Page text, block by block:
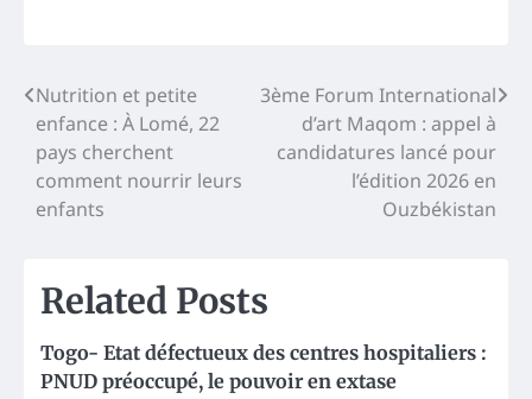
Post
navigation
Nutrition et petite
enfance : À Lomé, 22
pays cherchent
comment nourrir leurs
enfants
3ème Forum International
d’art Maqom : appel à
candidatures lancé pour
l’édition 2026 en
Ouzbékistan
Related Posts
Togo- Etat défectueux des centres hospitaliers :
PNUD préoccupé, le pouvoir en extase